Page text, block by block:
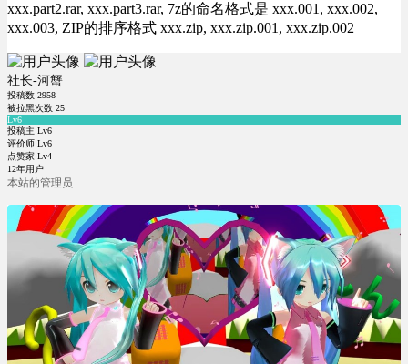
xxx.part2.rar, xxx.part3.rar, 7z的命名格式是 xxx.001, xxx.002,
xxx.003, ZIP的排序格式 xxx.zip, xxx.zip.001, xxx.zip.002
社长-河蟹
投稿数 2958
被拉黑次数 25
Lv6
投稿主 Lv6
评价师 Lv6
点赞家 Lv4
12年用户
本站的管理员